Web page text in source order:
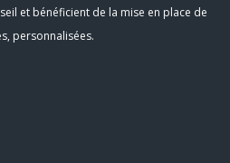
et bénéficient de la mise en place de
personnalisées.